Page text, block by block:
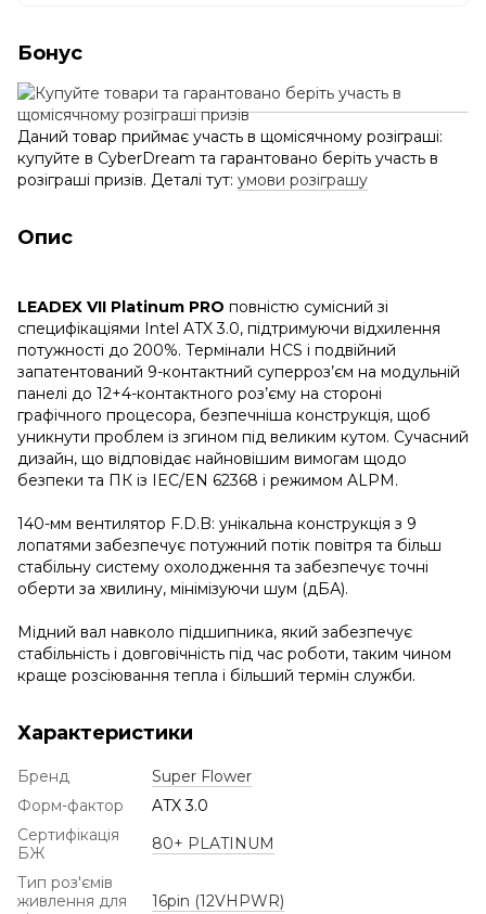
Бонус
Даний товар приймає участь в щомісячному розіграші:
купуйте в CyberDream та гарантовано беріть участь в
розіграші призів. Деталі тут: умови розіграшу
Опис
LEADEX VII Platinum PRO повністю сумісний зі
специфікаціями Intel ATX 3.0, підтримуючи відхилення
потужності до 200%. Термінали HCS і подвійний
запатентований 9-контактний суперроз’єм на модульній
панелі до 12+4-контактного роз’єму на стороні
графічного процесора, безпечніша конструкція, щоб
уникнути проблем із згином під великим кутом. Сучасний
дизайн, що відповідає найновішим вимогам щодо
безпеки та ПК із IEC/EN 62368 і режимом ALPM.
140-мм вентилятор F.D.B: унікальна конструкція з 9
лопатями забезпечує потужний потік повітря та більш
стабільну систему охолодження та забезпечує точні
оберти за хвилину, мінімізуючи шум (дБА).
Мідний вал навколо підшипника, який забезпечує
стабільність і довговічність під час роботи, таким чином
краще розсіювання тепла і більший термін служби.
Характеристики
Бренд
Super Flower
Форм-фактор
ATX 3.0
Сертифікація
БЖ
80+ PLATINUM
Тип роз'ємів
живлення для
16pin (12VHPWR)